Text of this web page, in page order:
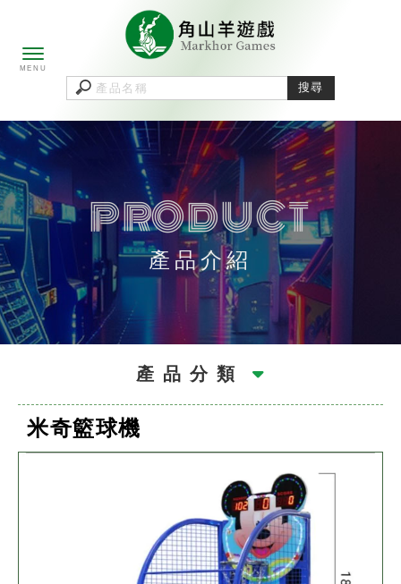
產品介紹
產品分類
米奇籃球機